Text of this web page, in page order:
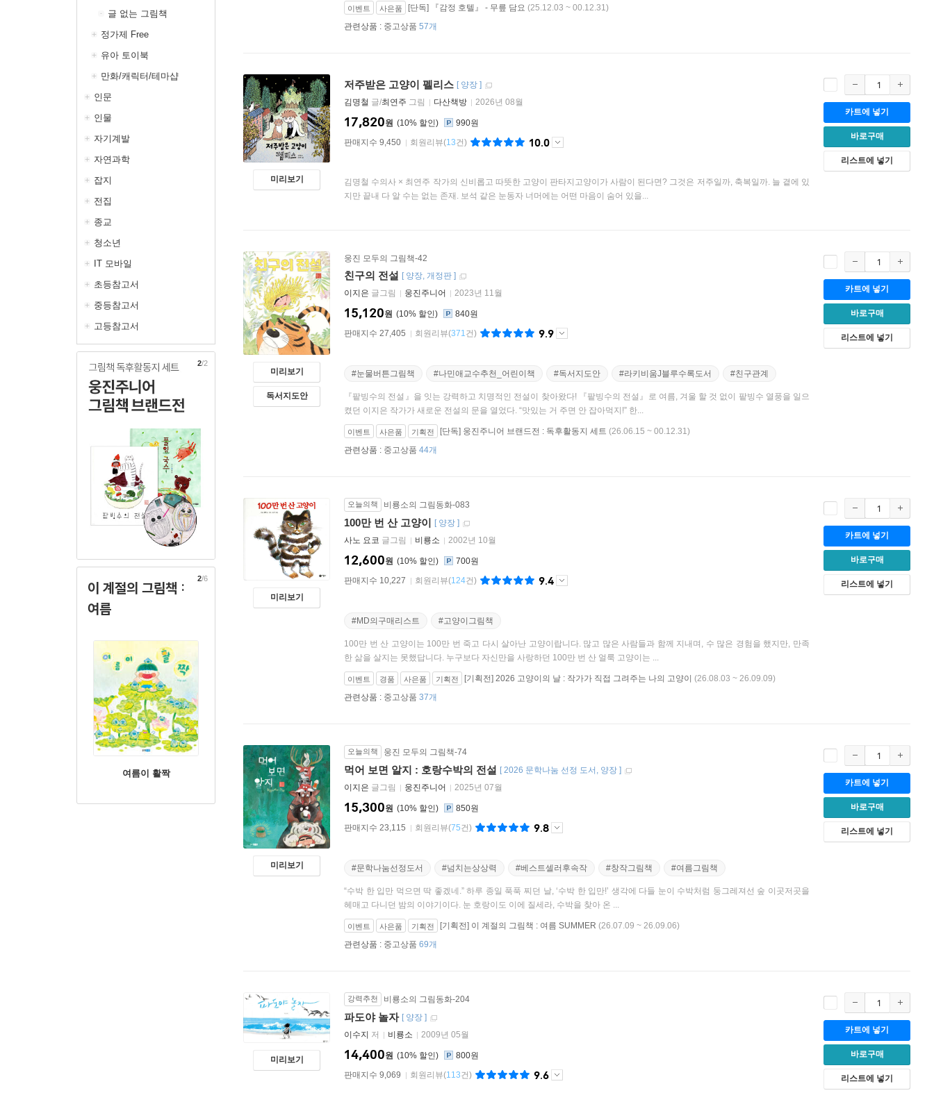
글 없는 그림책
정가제 Free
유아 토이북
만화/캐릭터/테마샵
인문
인물
자기계발
자연과학
잡지
전집
종교
청소년
IT 모바일
초등참고서
중등참고서
고등참고서
1/2
이 계절의 그림책 :
여름
2/6
이벤트 사은품 [단독] 『감정 호텔』 - 무릎 담요 (25.12.03 ~ 00.12.31)
관련상품 : 중고상품 57개
미리보기
저주받은 고양이 펠리스 [ 양장 ]
김명철 글/최연주 그림 다산책방 2026년 08월
10%
17,820원
990원
판매지수 9,450
회원리뷰(13건) 10.0
김명철 수의사 × 최연주 작가의 신비롭고 따뜻한 고양이 판타지고양이가 사람이 된다면? 그것은 저주일까, 축복일까. 늘 곁에 있
지만 끝내 다 알 수는 없는 존재. 보석 같은 눈동자 너머에는 어떤 마음이 숨어 있을...
카트에 넣기
바로구매
리스트에 넣기
미리보기
독서지도안
웅진 모두의 그림책-42
친구의 전설 [ 양장 개정판 ]
이지은 글그림 웅진주니어 2023년 11월
10%
15,120원
840원
판매지수 27,405
회원리뷰(371건) 9.9
#눈물버튼그림책 #나민애교수추천_어린이책 #독서지도안 #라키비움J블루수록도서 #친구관계
『팥빙수의 전설』을 잇는 강력하고 치명적인 전설이 찾아왔다! 『팥빙수의 전설』로 여름, 겨울 할 것 없이 팥빙수 열풍을 일으
켰던 이지은 작가가 새로운 전설의 문을 열었다. “맛있는 거 주면 안 잡아먹지!” 한...
이벤트 사은품 기획전 [단독] 웅진주니어 브랜드전 : 독후활동지 세트 (26.06.15 ~ 00.12.31)
관련상품 : 중고상품 44개
카트에 넣기
바로구매
리스트에 넣기
미리보기
오늘의책 비룡소의 그림동화-083
100만 번 산 고양이 [ 양장 ]
사노 요코 글그림 비룡소 2002년 10월
10%
12,600원
700원
판매지수 10,227
회원리뷰(124건) 9.4
#MD의구매리스트 #고양이그림책
100만 번 산 고양이는 100만 번 죽고 다시 살아난 고양이랍니다. 많고 많은 사람들과 함께 지내며, 수 많은 경험을 했지만, 만족
한 삶을 살지는 못했답니다. 누구보다 자신만을 사랑하던 100만 번 산 얼룩 고양이는 ...
이벤트 경품 사은품 기획전 [기획전] 2026 고양이의 날 : 작가가 직접 그려주는 나의 고양이 (26.08.03 ~ 26.09.09)
관련상품 : 중고상품 37개
카트에 넣기
바로구매
리스트에 넣기
미리보기
오늘의책 웅진 모두의 그림책-74
먹어 보면 알지 : 호랑수박의 전설 [2026 문학나눔 선정 도서 양장 ]
이지은 글그림 웅진주니어 2025년 07월
10%
15,300원
850원
판매지수 23,115
회원리뷰(75건) 9.8
#문학나눔선정도서 #넘치는상상력 #베스트셀러후속작 #창작그림책 #여름그림책
“수박 한 입만 먹으면 딱 좋겠네.” 하루 종일 푹푹 찌던 날, ‘수박 한 입만!’ 생각에 다들 눈이 수박처럼 둥그레져선 숲 이곳저곳을
헤매고 다니던 밤의 이야기이다. 눈 호랑이도 이에 질세라, 수박을 찾아 온 ...
이벤트 사은품 기획전 [기획전] 이 계절의 그림책 : 여름 SUMMER (26.07.09 ~ 26.09.06)
관련상품 : 중고상품 69개
카트에 넣기
바로구매
리스트에 넣기
미리보기
강력추천 비룡소의 그림동화-204
파도야 놀자 [ 양장 ]
이수지 저 비룡소 2009년 05월
10%
14,400원
800원
판매지수 9,069
회원리뷰(113건) 9.6
카트에 넣기
바로구매
리스트에 넣기